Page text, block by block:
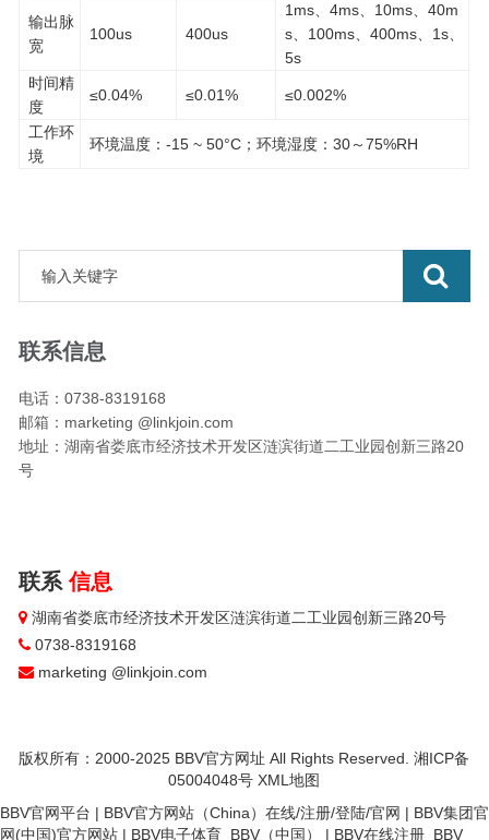
输出脉
宽
100us 400us
1ms、4ms、10ms、40m
s、100ms、400ms、1s、
5s
时间精
度
≤0.04% ≤0.01% ≤0.002%
工作环
境
环境温度：-15 ~ 50°C；环境湿度：30～75%RH
联系信息
电话：0738-8319168
邮箱：marketing @linkjoin.com
地址：湖南省娄底市经济技术开发区涟滨街道二工业园创新三路20
号
联系信息
湖南省娄底市经济技术开发区涟滨街道二工业园创新三路20号
0738-8319168
marketing @linkjoin.com
版权所有：2000-2025 BBV官方网址 All Rights Reserved.湘ICP备
05004048号 XML地图
BBV官网平台 | BBV官方网站（China）在线/注册/登陆/官网 | BBV集团官
网(中国)官方网站 | BBV电子体育_BBV（中国） | BBV在线注册_BBV